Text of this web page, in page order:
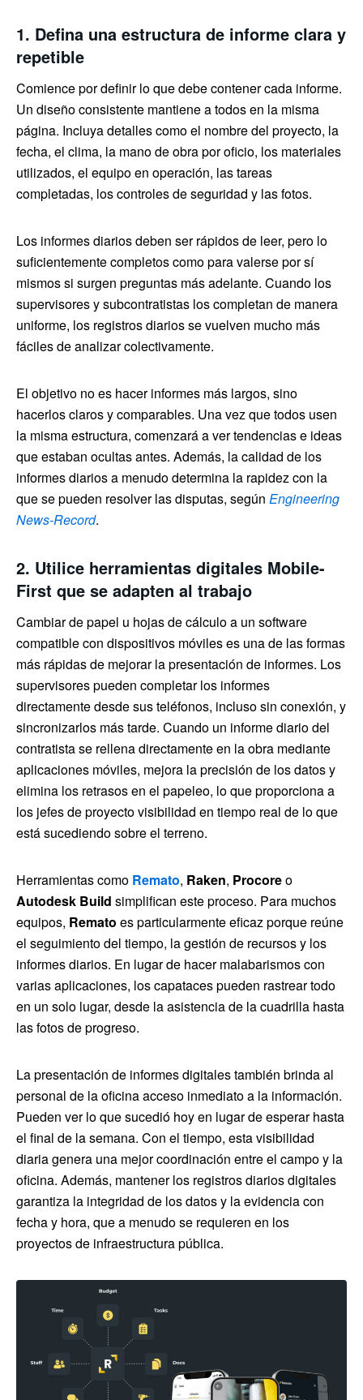
1. Defina una estructura de informe clara y
repetible
Comience por definir lo que debe contener cada informe.
Un diseño consistente mantiene a todos en la misma
página. Incluya detalles como el nombre del proyecto, la
fecha, el clima, la mano de obra por oficio, los materiales
utilizados, el equipo en operación, las tareas
completadas, los controles de seguridad y las fotos.
Los informes diarios deben ser rápidos de leer, pero lo
suficientemente completos como para valerse por sí
mismos si surgen preguntas más adelante. Cuando los
supervisores y subcontratistas los completan de manera
uniforme, los registros diarios se vuelven mucho más
fáciles de analizar colectivamente.
El objetivo no es hacer informes más largos, sino
hacerlos claros y comparables. Una vez que todos usen
la misma estructura, comenzará a ver tendencias e ideas
que estaban ocultas antes. Además, la calidad de los
informes diarios a menudo determina la rapidez con la
que se pueden resolver las disputas, según Engineering
News-Record.
2. Utilice herramientas digitales Mobile-
First que se adapten al trabajo
Cambiar de papel u hojas de cálculo a un software
compatible con dispositivos móviles es una de las formas
más rápidas de mejorar la presentación de informes. Los
supervisores pueden completar los informes
directamente desde sus teléfonos, incluso sin conexión, y
sincronizarlos más tarde. Cuando un informe diario del
contratista se rellena directamente en la obra mediante
aplicaciones móviles, mejora la precisión de los datos y
elimina los retrasos en el papeleo, lo que proporciona a
los jefes de proyecto visibilidad en tiempo real de lo que
está sucediendo sobre el terreno.
Herramientas como Remato, Raken, Procoreo
Autodesk Build simplifican este proceso. Para muchos
equipos, Remato es particularmente eficaz porque reúne
el seguimiento del tiempo, la gestión de recursos y los
informes diarios. En lugar de hacer malabarismos con
varias aplicaciones, los capataces pueden rastrear todo
en un solo lugar, desde la asistencia de la cuadrilla hasta
las fotos de progreso.
La presentación de informes digitales también brinda al
personal de la oficina acceso inmediato a la información.
Pueden ver lo que sucedió hoy en lugar de esperar hasta
el final de la semana. Con el tiempo, esta visibilidad
diaria genera una mejor coordinación entre el campo y la
oficina. Además, mantener los registros diarios digitales
garantiza la integridad de los datos y la evidencia con
fecha y hora, que a menudo se requieren en los
proyectos de infraestructura pública.